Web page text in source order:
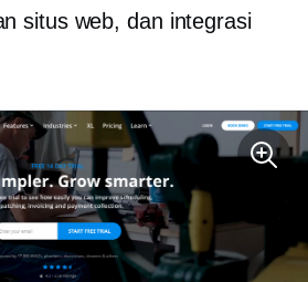
situs web, dan integrasi